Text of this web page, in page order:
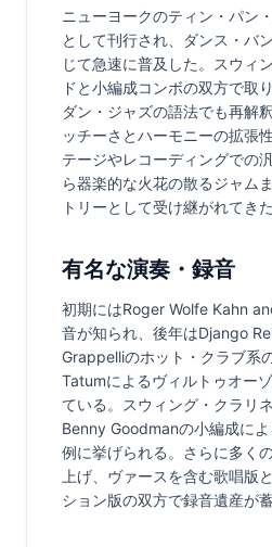
ニューヨークのティン・パン
として刊行され、ダンス・バ
じて急速に普及した。スウィ
ドと小編成コンボの双方で取
ダン・ジャズの語法でも再解
ッチーさとハーモニーの拡張
テージやレコーディングでの
ら器楽的な火花の散るジャム
トリーとして受け継がれてきた
有名な演奏・録音
初期にはRoger Wolfe Kahn
音が知られ、後年はDjango
Grappelliのホット・クラブ系
Tatumによるヴィルトゥオー
ている。スウィング・クラリ
Benny Goodmanの小編成に
例に挙げられる。さらに多く
上げ、ヴァースを含む歌唱版
ション版の双方で録音遺産が